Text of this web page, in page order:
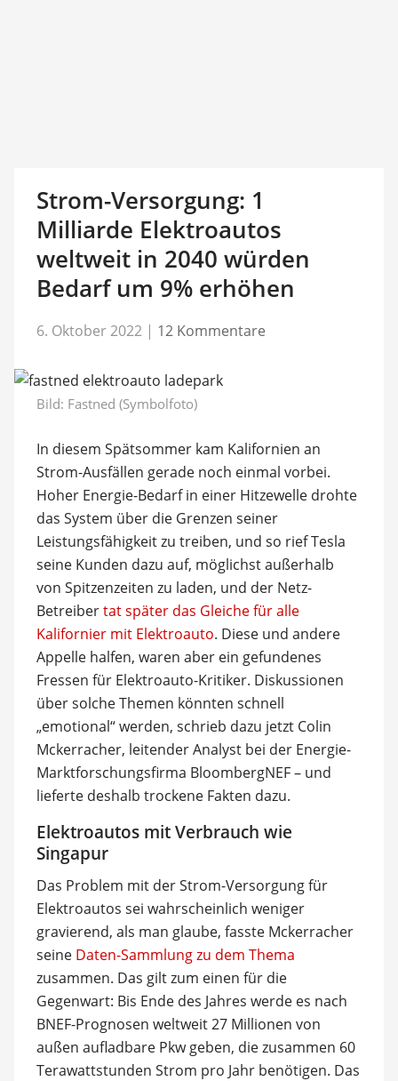
Strom-Versorgung: 1
Milliarde Elektroautos
weltweit in 2040 würden
Bedarf um 9% erhöhen
6. Oktober 2022 | 12 Kommentare
Bild: Fastned (Symbolfoto)
In diesem Spätsommer kam Kalifornien an
Strom-Ausfällen gerade noch einmal vorbei.
Hoher Energie-Bedarf in einer Hitzewelle drohte
das System über die Grenzen seiner
Leistungsfähigkeit zu treiben, und so rief Tesla
seine Kunden dazu auf, möglichst außerhalb
von Spitzenzeiten zu laden, und der Netz-
Betreibertat später das Gleiche für alle
Kalifornier mit Elektroauto. Diese und andere
Appelle halfen, waren aber ein gefundenes
Fressen für Elektroauto-Kritiker. Diskussionen
über solche Themen könnten schnell
„emotional“ werden, schrieb dazu jetzt Colin
Mckerracher, leitender Analyst bei der Energie-
Marktforschungsfirma BloombergNEF – und
lieferte deshalb trockene Fakten dazu.
Elektroautos mit Verbrauch wie
Singapur
Das Problem mit der Strom-Versorgung für
Elektroautos sei wahrscheinlich weniger
gravierend, als man glaube, fasste Mckerracher
seine Daten-Sammlung zu dem Thema
zusammen. Das gilt zum einen für die
Gegenwart: Bis Ende des Jahres werde es nach
BNEF-Prognosen weltweit 27 Millionen von
außen aufladbare Pkw geben, die zusammen 60
Terawattstunden Strom pro Jahr benötigen. Das